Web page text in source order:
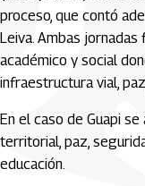
proceso, que contó
Leiva. Ambas
académico y social
infraestructura vial,
En el caso de Guapi
territorial, paz,
educación.